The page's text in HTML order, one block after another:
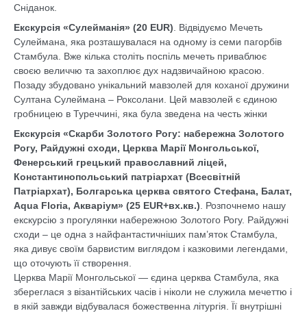
Сніданок.
Екскурсія «Сулейманія» (20 EUR). Відвідуємо Мечеть
Сулеймана, яка розташувалася на одному із семи пагорбів
Стамбула. Вже кілька століть поспіль мечеть приваблює
своєю величчю та захоплює дух надзвичайною красою.
Позаду збудовано унікальний мавзолей для коханої дружини
Султана Сулеймана – Роксолани. Цей мавзолей є єдиною
гробницею в Туреччині, яка була зведена на честь жінки
Екскурсія «Скарби Золотого Рогу: набережна Золотого
Рогу, Райдужні сходи, Церква Марії Монгольської,
Фенерський грецький православний ліцей,
Константинопольський патріархат (Всесвітній
Патріархат), Болгарська церква святого Стефана, Балат,
Aqua Floria, Акваріум» (25 EUR+вх.кв.). Розпочнемо нашу
екскурсію з прогулянки набережною Золотого Рогу. Райдужні
сходи – це одна з найфантастичніших пам’яток Стамбула,
яка дивує своїм барвистим виглядом і казковими легендами,
що оточують її створення.
Церква Марії Монгольської — єдина церква Стамбула, яка
збереглася з візантійських часів і ніколи не служила мечеттю і
в якій завжди відбувалася божественна літургія. Її внутрішні